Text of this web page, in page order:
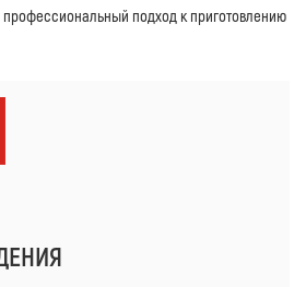
профессиональный подход к приготовлению